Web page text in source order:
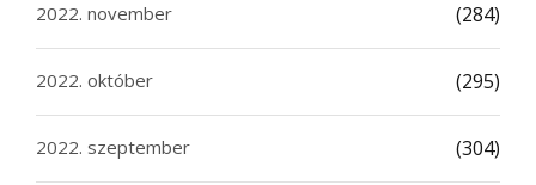
2022. november (284)
2022. október (295)
2022. szeptember (304)